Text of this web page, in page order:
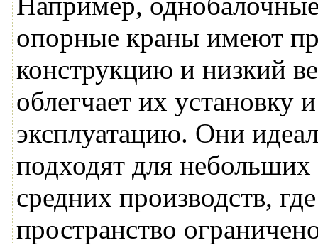
опорные краны имеют
конструкцию и низкий
облегчает их установку и
эксплуатацию. Они
подходят для небольших
средних производств, где
пространство